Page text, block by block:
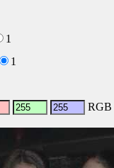
1
1
RGB